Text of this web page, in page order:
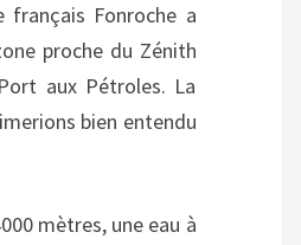
français Fonroche a
proche du Zénith
aux Pétroles. La
bien entendu
mètres, une eau à